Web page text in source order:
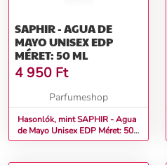
SAPHIR - AGUA DE
MAYO UNISEX EDP
MÉRET: 50 ML
4 950 Ft
Parfumeshop
Hasonlók, mint SAPHIR - Agua
de Mayo Unisex EDP Méret: 50
ml